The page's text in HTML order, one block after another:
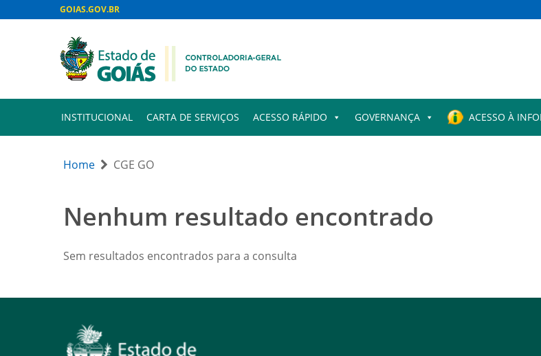
GOIAS.GOV.BR
INSTITUCIONAL CARTA DE SERVIÇOS ACESSO RÁPIDO GOVERNANÇA ACESSO À
Home CGE GO
Nenhum resultado encontrado
Sem resultados encontrados para a consulta